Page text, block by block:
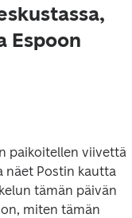
Espoon
paikoitellen viivettä
näet Postin kautta
tämän päivän
miten tämän